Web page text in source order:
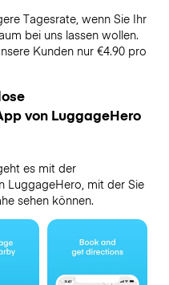
Tagesrate, wenn Sie Ihr
bei uns lassen wollen.
Kunden nur €4.90 pro
von LuggageHero
es mit der
LuggageHero, mit der Sie
sehen können.